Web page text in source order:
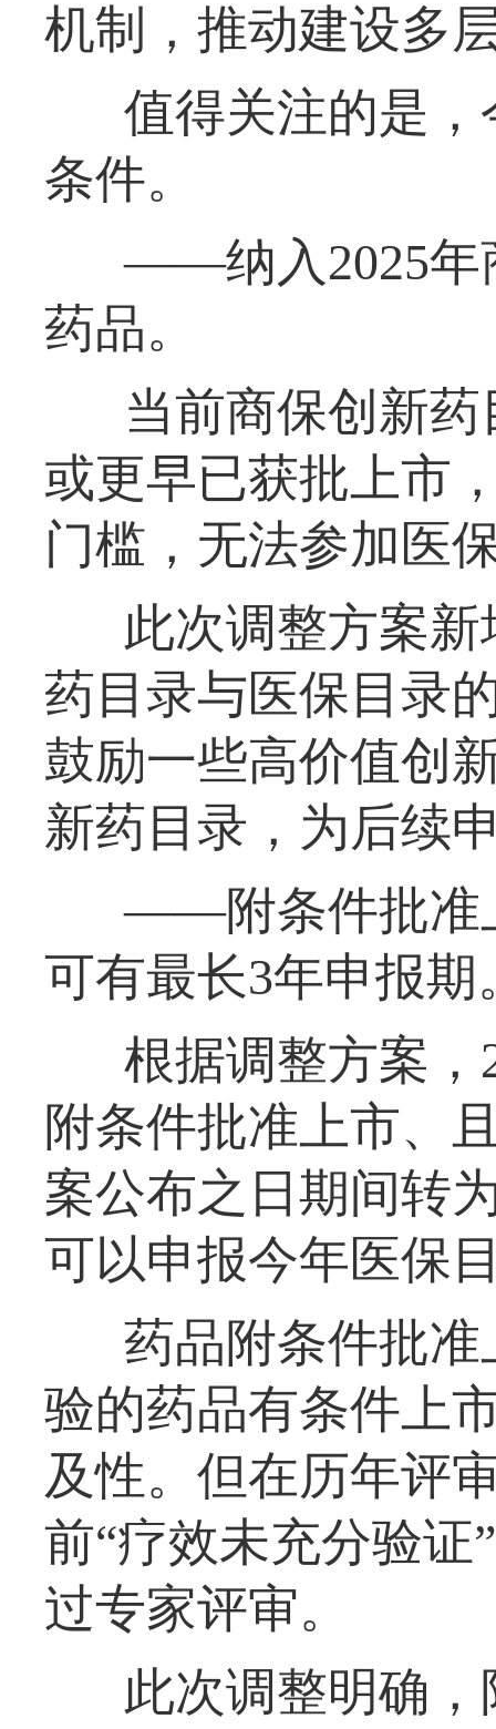
机制，推动建设多
值得关注的是
条件。
——纳入2025年
药品。
当前商保创新
或更早已获批上市
门槛，无法参加医
此次调整方案
药目录与医保目录
鼓励一些高价值创
新药目录，为后续
——附条件批准
可有最长3年申报期
根据调整方案，
附条件批准上市、
案公布之日期间转
可以申报今年医保
药品附条件批
验的药品有条件上
及性。但在历年评
前“疗效未充分验证
过专家评审。
此次调整明确